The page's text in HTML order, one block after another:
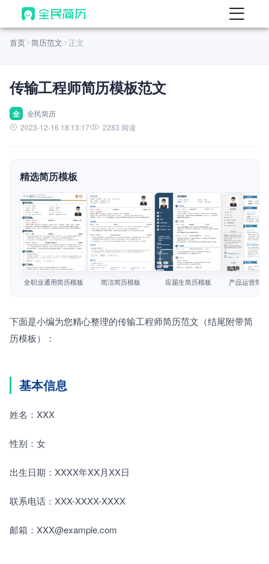
首页
AI 生成简历
AI 优化简历
AI 翻译简历
AI 模拟面试
面试自我介绍
AI 职场工具 New
简历模板
简历教程
首页 简历范文 正文
传输工程师简历模板范文
全
全民简历
2023-12-16 18:13:17
2283 阅读
精选简历模板
查看模板
全职业通用简历模板
查看模板
简洁简历模板
查看模板
应届生简历模板
查看模板
产品运营简
下面是小编为您精心整理的传输工程师简历范文（结尾附带简
历模板）：
基本信息
姓名：XXX
性别：女
出生日期：XXXX年XX月XX日
联系电话：XXX-XXXX-XXXX
邮箱：XXX@example.com